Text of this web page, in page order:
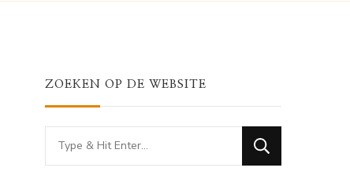
ZOEKEN OP DE WEBSITE
Looking
for